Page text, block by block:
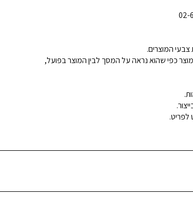
המוצרים.
כפי שהוא נראה על המסך לבין המוצר בפועל,
לפריט.